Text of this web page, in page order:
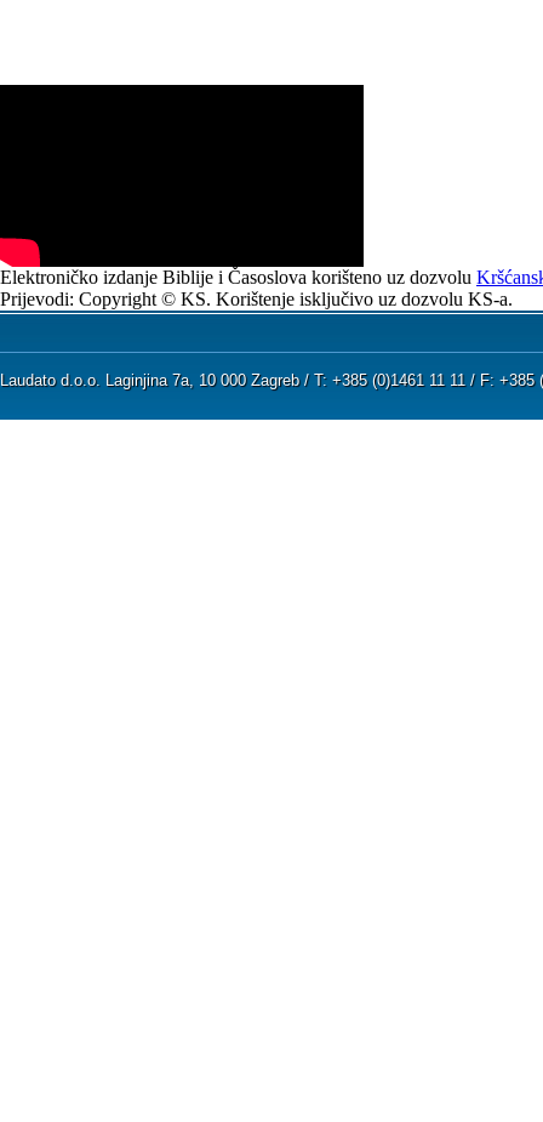
Elektroničko izdanje Biblije i Časoslova korišteno uz dozvolu
Prijevodi: Copyright © KS. Korištenje isključivo uz dozvolu KS-a.
Laudato d.o.o. Laginjina 7a, 10 000 Zagreb / T: +385 (0)1461 11 11 / F: